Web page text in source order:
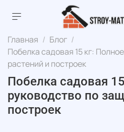
Главная
Блог
Побелка садовая 15 кг:
растений и построек
Побелка садовая
руководство по
построек